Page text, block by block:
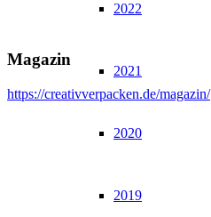
2022
2021
2020
2019
Magazin
https://creativverpacken.de/magazin/